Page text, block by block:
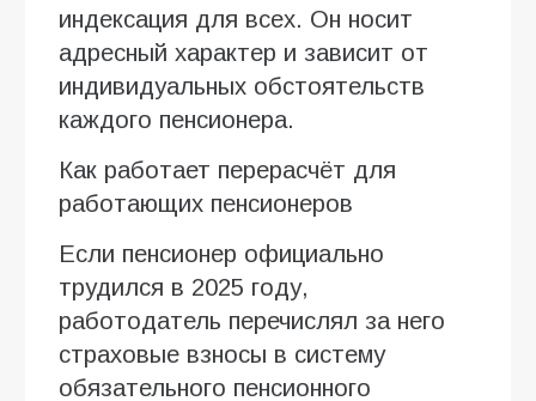
индексация для всех. Он носит
адресный характер и зависит от
индивидуальных обстоятельств
каждого пенсионера.
Как работает перерасчёт для
работающих пенсионеров
Если пенсионер официально
трудился в 2025 году,
работодатель перечислял за него
страховые взносы в систему
обязательного пенсионного